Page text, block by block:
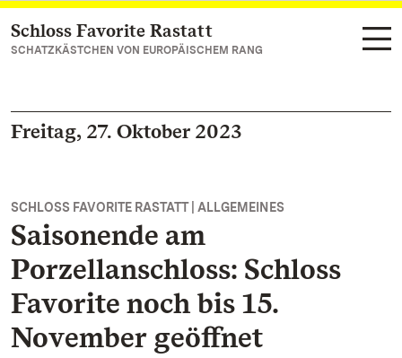
Zum Hauptinhalt springen
Schloss Favorite Rastatt
SCHATZKÄSTCHEN VON EUROPÄISCHEM RANG
Freitag, 27. Oktober 2023
SCHLOSS FAVORITE RASTATT | ALLGEMEINES
Saisonende am
Porzellanschloss: Schloss
Favorite noch bis 15.
November geöffnet